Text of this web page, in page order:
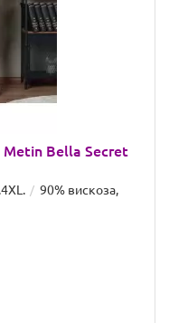
Bella Secret
90% вискоза,